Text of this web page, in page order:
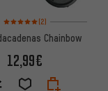
Valoración media: 5 de 5
(2)
Chainbow
12,99€